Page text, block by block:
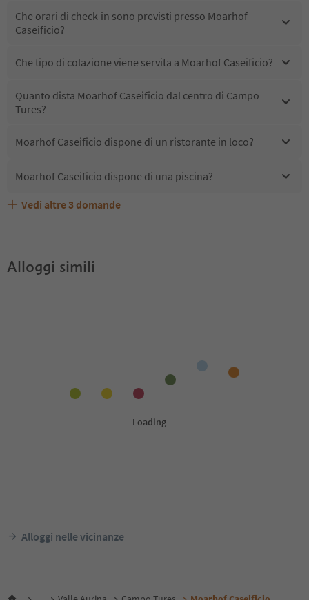
Che orari di check-in sono previsti presso Moarhof
Caseificio?
Che tipo di colazione viene servita a Moarhof Caseificio?
Quanto dista Moarhof Caseificio dal centro di Campo
Tures?
Moarhof Caseificio dispone di un ristorante in loco?
Moarhof Caseificio dispone di una piscina?
Moarhof Caseificio accetta animali domestici?
Quali servizi/attività sono disponibili presso Moarhof
Gli ospiti di Moarhof Caseificio ricevono l'Alto Adige
Vedi altre 3 domande
Alloggi simili
Alloggi nelle vicinanze